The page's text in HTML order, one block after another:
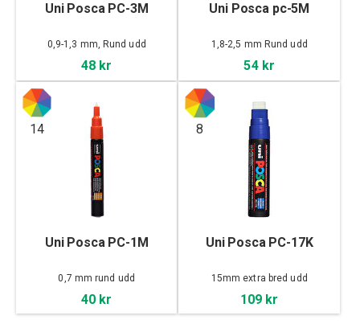
Uni Posca PC-3M
0,9-1,3 mm, Rund udd
48 kr
Uni Posca pc-5M
1,8-2,5 mm Rund udd
54 kr
14
Uni Posca PC-1M
0,7 mm rund udd
40 kr
8
Uni Posca PC-17K
15mm extra bred udd
109 kr